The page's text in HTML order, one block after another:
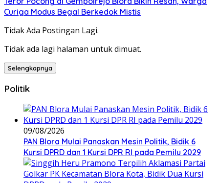
Curiga Modus Begal Berkedok Mistis
Tidak Ada Postingan Lagi.
Tidak ada lagi halaman untuk dimuat.
Selengkapnya
Politik
09/08/2026
‎PAN Blora Mulai Panaskan Mesin Politik, Bidik 6
Kursi DPRD dan 1 Kursi DPR RI pada Pemilu 2029